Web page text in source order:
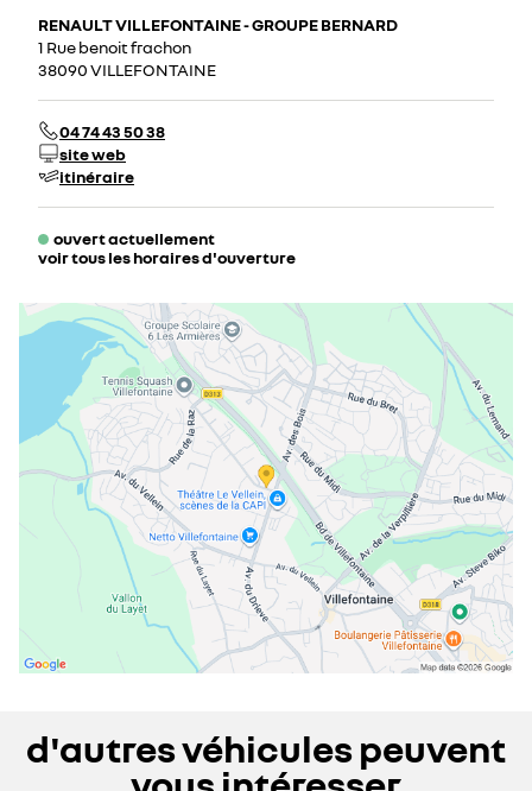
RENAULT VILLEFONTAINE - GROUPE BERNARD
1 Rue benoit frachon
38090 VILLEFONTAINE
04 74 43 50 38
site web
itinéraire
ouvert actuellement
voir tous les horaires d'ouverture
mardi
08:00 - 12:0014:00 - 19:00
mercredi
08:00 - 12:00
14:00 - 19:00
08:00 - 12:00
14:00 - 19:00
vendredi
08:00 - 12:00
14:00 - 19:00
samedi
09:00 - 19:00
dimanche
fermé
d'autres véhicules peuvent